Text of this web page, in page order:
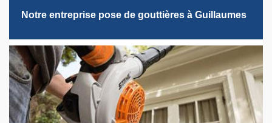
Notre entreprise pose de gouttières à Guillaumes